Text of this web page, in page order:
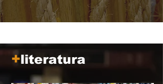
que, quanto mais distante fica no
tempo, mais próximo parece de nós.
+literatura